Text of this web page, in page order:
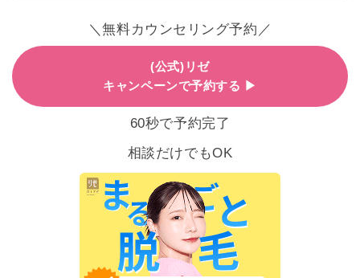
＼無料カウンセリング予約／
(公式)リゼ
キャンペーンで予約する ▶
60秒で予約完了
相談だけでもOK